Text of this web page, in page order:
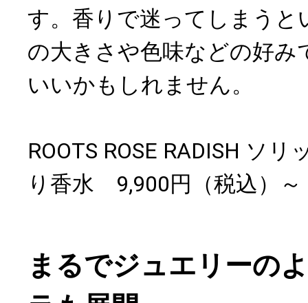
す。香りで迷ってしまうと
の大きさや色味などの好み
いいかもしれません。
ROOTS ROSE RADISH ソ
り香水 9,900円（税込）～
まるでジュエリーの